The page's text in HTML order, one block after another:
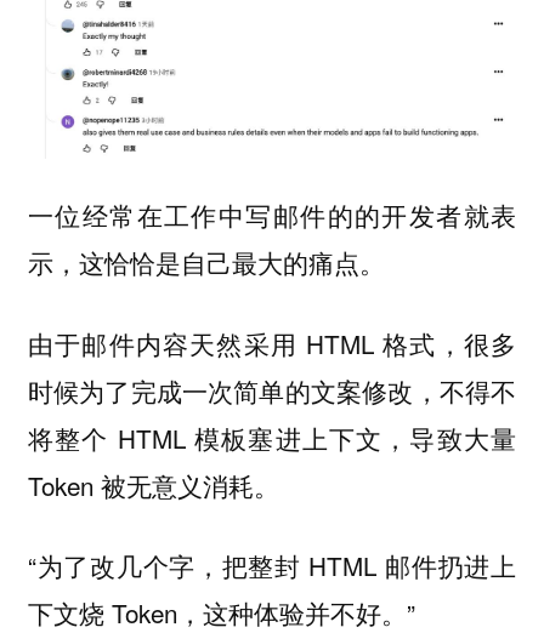
一位经常在工作中写邮件的的开发者就表
示，这恰恰是自己最大的痛点。
由于邮件内容天然采用 HTML 格式，很多
时候为了完成一次简单的文案修改，不得不
将整个 HTML 模板塞进上下文，导致大量
Token 被无意义消耗。
“为了改几个字，把整封 HTML 邮件扔进上
下文烧 Token，这种体验并不好。”